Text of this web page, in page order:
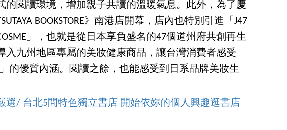
的閱讀環境，增加親子共讀的溫暖氣息。此外，為了慶
BOOKSTORE》南港店開幕，店內也特別引進「J47
」，也就是從日本享負盛名的47個道州府共創再生
入九州地區專屬的美妝健康商品，讓台灣消費者感受
」的優質內涵。閱讀之餘，也能感受到日系品牌美妝生
選/ 台北5間特色獨立書店 開始依妳的個人興趣逛書店